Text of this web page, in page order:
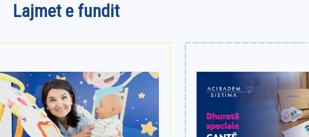
Lajmet e fundit